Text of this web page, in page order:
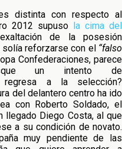
distinta con respecto al
2012 supuso la cima del
de la posesión
reforzarse con el “falso
Confederaciones, parece
un intento de
regresa a la selección?
del delantero centro ha ido
con Roberto Soldado, el
llegado Diego Costa, al que
a su condición de novato.
muy pendiente de las